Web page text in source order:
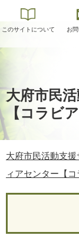
このサイトについて お
大府市民
【コラビア
大府市民活動支
ィアセンター【コ